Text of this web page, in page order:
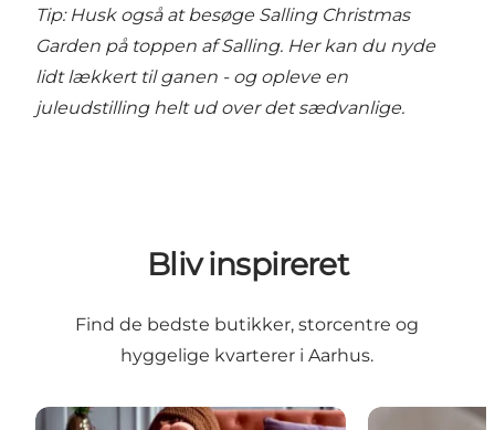
Tip: Husk også at besøge Salling Christmas
Garden på toppen af Salling. Her kan du nyde
lidt lækkert til ganen - og opleve en
juleudstilling helt ud over det sædvanlige.
Bliv inspireret
Find de bedste butikker, storcentre og
hyggelige kvarterer i Aarhus.
Stormagasiner og storcentre Hyggelige